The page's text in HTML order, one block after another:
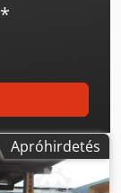
*
Apróhirdetés